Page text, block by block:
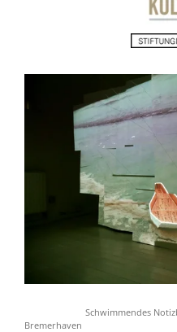
Schwimmendes
Bremerhaven